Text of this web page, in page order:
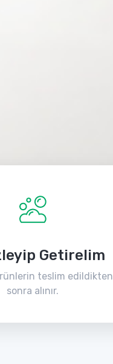
Getirelim
teslim edildikten
sonra alınır.